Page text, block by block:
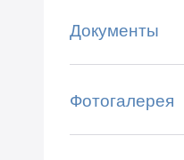
Документы
Фотогалерея